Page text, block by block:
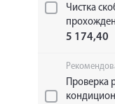
Чистка
5 174,40
Проверка